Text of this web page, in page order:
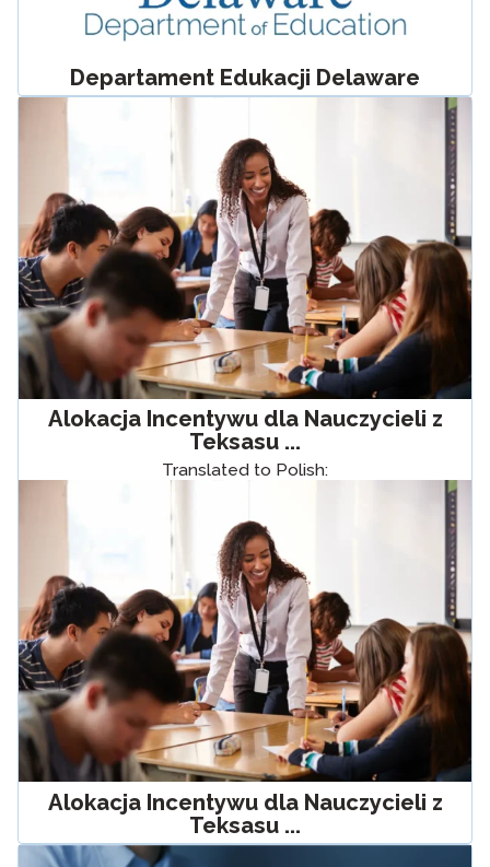
Departament Edukacji Delaware
Alokacja Incentywu dla Nauczycieli z
Teksasu ...
Translated to Polish:
Alokacja Incentywu dla Nauczycieli z
Teksasu ...